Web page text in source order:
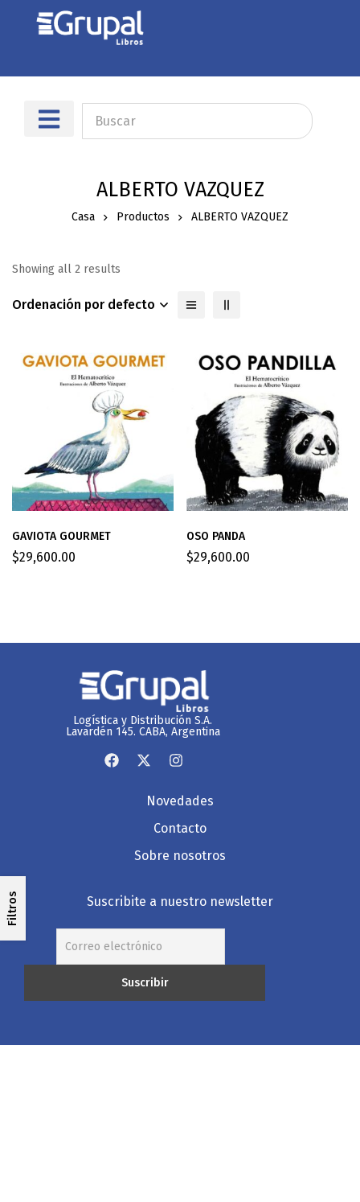
ALBERTO VAZQUEZ
Casa Productos ALBERTO VAZQUEZ
Filtros
Showing all 2 results
Ordenación por defecto
GAVIOTA GOURMET
$29,600.00
OSO PANDA
$29,600.00
Logística y Distribución S.A.
Lavardén 145. CABA, Argentina
Novedades
Contacto
Sobre nosotros
Suscribite a nuestro newsletter